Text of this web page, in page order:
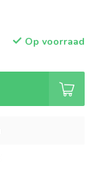
Op voorraad